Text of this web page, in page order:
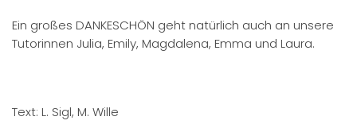
Ein großes DANKESCHÖN geht natürlich auch an unsere
Tutorinnen Julia, Emily, Magdalena, Emma und Laura.
Text: L. Sigl, M. Wille